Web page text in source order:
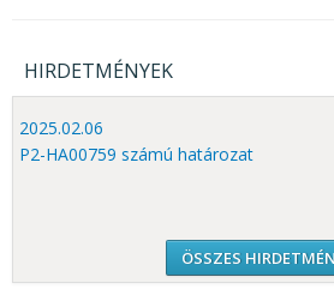
HIRDETMÉNYEK
2025.02.06
P2-HA00759 számú határozat
ÖSSZES